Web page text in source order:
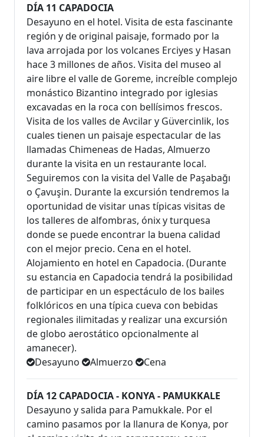
DÍA 11 CAPADOCIA
Desayuno en el hotel. Visita de esta fascinante
región y de original paisaje, formado por la
lava arrojada por los volcanes Erciyes y Hasan
hace 3 millones de años. Visita del museo al
aire libre el valle de Goreme, increíble complejo
monástico Bizantino integrado por iglesias
excavadas en la roca con bellísimos frescos.
Visita de los valles de Avcilar y Güvercinlik, los
cuales tienen un paisaje espectacular de las
llamadas Chimeneas de Hadas, Almuerzo
durante la visita en un restaurante local.
Seguiremos con la visita del Valle de Paşabağı
o Çavuşin. Durante la excursión tendremos la
oportunidad de visitar unas típicas visitas de
los talleres de alfombras, ónix y turquesa
donde se puede encontrar la buena calidad
con el mejor precio. Cena en el hotel.
Alojamiento en hotel en Capadocia. (Durante
su estancia en Capadocia tendrá la posibilidad
de participar en un espectáculo de los bailes
folklóricos en una típica cueva con bebidas
regionales ilimitadas y realizar una excursión
de globo aerostático opcionalmente al
amanecer).
Desayuno
Almuerzo Cena
DÍA 12 CAPADOCIA - KONYA - PAMUKKALE
Desayuno y salida para Pamukkale. Por el
camino pasamos por la llanura de Konya, por